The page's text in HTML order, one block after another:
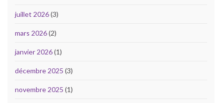
juillet 2026(3)
mars 2026(2)
janvier 2026(1)
décembre 2025 (3)
novembre 2025 (1)